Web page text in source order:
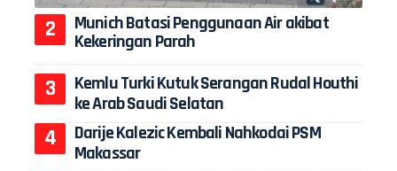
Munich Batasi Penggunaan Air akibat
Kekeringan Parah
Kemlu Turki Kutuk Serangan Rudal Houthi
ke Arab Saudi Selatan
Darije Kalezic Kembali Nahkodai PSM
Makassar